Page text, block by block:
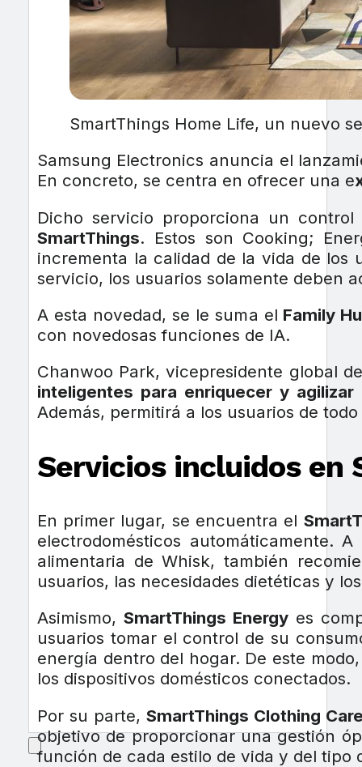
SmartThings Home Life, un nuevo
Samsung Electronics anuncia el
En concreto, se centra en ofrecer una e
Dicho servicio proporciona un
SmartThings. Estos son Cooking;
incrementa la calidad de la vida de los
servicio, los usuarios solamente deben
A esta novedad, se le suma el Family
con novedosas funciones de IA.
Chanwoo Park, vicepresidente global
inteligentes para enriquecer y agilizar
Además, permitirá a los usuarios de
Servicios incluidos en
En primer lugar, se encuentra el
electrodomésticos automáticamente.
alimentaria de Whisk, también
usuarios, las necesidades dietéticas y
Asimismo, SmartThings Energyes
usuarios tomar el control de su
energía dentro del hogar. De este
los dispositivos domésticos conectados.
Por su parte, SmartThings Clothing
objetivo de proporcionar una gestión
función de cada estilo de vida y del tipo